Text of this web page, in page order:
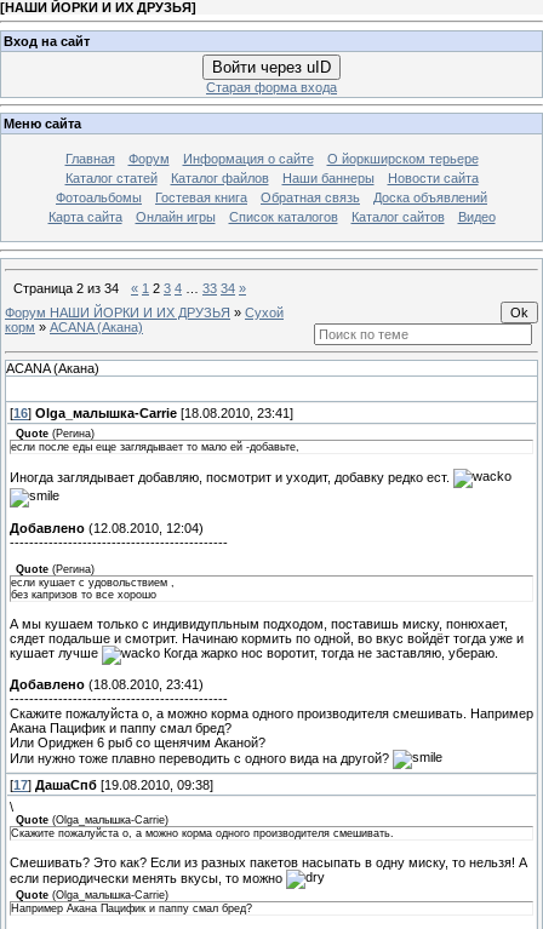
[НАШИ ЙОРКИ И ИХ ДРУЗЬЯ]
Вход на сайт
Войти через uID
Старая форма входа
Меню сайта
Главная Форум Информация о сайте
О йоркширском терьере
Каталог статей
Каталог файлов Наши баннеры
Новости сайта
Фотоальбомы
Гостевая книга Обратная связь
Доска объявлений
Карта сайта
Онлайн игры Список каталогов Каталог сайтов Видео
Страница 2 из 34 « 1 2 3 4 33 34 »
Форум НАШИ ЙОРКИ И ИХ ДРУЗЬЯ » Сухой
корм » ACANA (Акана)
ACANA (Акана)
[16] Olga_малышка-Carrie [18.08.2010, 23:41]
Quote (Регина)
если после еды еще заглядывает то мало ей -добавьте,
Иногда заглядывает добавляю, посмотрит и уходит, добавку редко ест.
Добавлено (12.08.2010, 12:04)
---------------------------------------------
Quote (Регина)
если кушает с удовольствием ,
без капризов то все хорошо
А мы кушаем только с индивидупльным подходом, поставишь миску, понюхает,
сядет подальше и смотрит. Начинаю кормить по одной, во вкус войдёт тогда уже и
кушает лучше
Когда жарко нос воротит, тогда не заставляю, убераю.
Добавлено (18.08.2010, 23:41)
---------------------------------------------
Скажите пожалуйста о, а можно корма одного производителя смешивать. Например
Акана Пацифик и паппу смал бред?
Или Ориджен 6 рыб со щенячим Аканой?
Или нужно тоже плавно переводить с одного вида на другой?
[17] ДашаСпб [19.08.2010, 09:38]
\
Quote (Olga_малышка-Carrie)
Скажите пожалуйста о, а можно корма одного производителя смешивать.
Смешивать? Это как? Если из разных пакетов насыпать в одну миску, то нельзя! А
если периодически менять вкусы, то можно
Quote (Olga_малышка-Carrie)
Например Акана Пацифик и паппу смал бред?